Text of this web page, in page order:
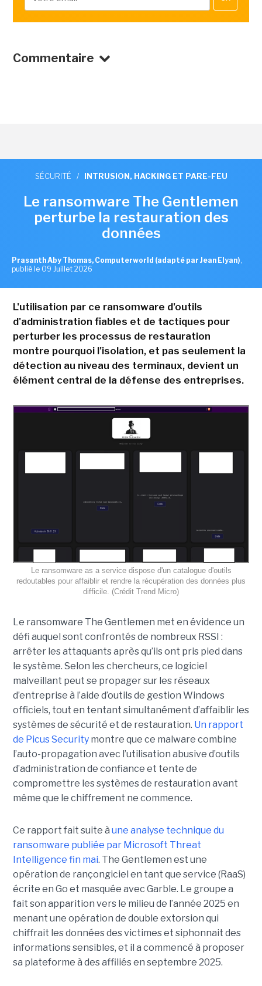
Commentaire
SÉCURITÉ / INTRUSION, HACKING ET PARE-FEU
Le ransomware The Gentlemen
perturbe la restauration des
données
Prasanth Aby Thomas, Computerworld (adapté par Jean Elyan) ,
publié le 09 Juillet 2026
L'utilisation par ce ransomware d'outils
d'administration fiables et de tactiques pour
perturber les processus de restauration
montre pourquoi l'isolation, et pas seulement la
détection au niveau des terminaux, devient un
élément central de la défense des entreprises.
Le ransomware as a service dispose d'un catalogue d'outils
redoutables pour affaiblir et rendre la récupération des données plus
difficile. (Crédit Trend Micro)
Le ransomware The Gentlemen met en évidence un
défi auquel sont confrontés de nombreux RSSI :
arrêter les attaquants après qu’ils ont pris pied dans
le système. Selon les chercheurs, ce logiciel
malveillant peut se propager sur les réseaux
d’entreprise à l’aide d’outils de gestion Windows
officiels, tout en tentant simultanément d’affaiblir les
systèmes de sécurité et de restauration. Un rapport
de Picus Securitymontre que ce malware combine
l’auto-propagation avec l’utilisation abusive d’outils
d’administration de confiance et tente de
compromettre les systèmes de restauration avant
même que le chiffrement ne commence.
Ce rapport fait suite à une analyse technique du
ransomware publiée par Microsoft Threat
Intelligence fin mai. The Gentlemen est une
opération de rançongiciel en tant que service (RaaS)
écrite en Go et masquée avec Garble. Le groupe a
fait son apparition vers le milieu de l’année 2025 en
menant une opération de double extorsion qui
chiffrait les données des victimes et siphonnait des
informations sensibles, et il a commencé à proposer
sa plateforme à des affiliés en septembre 2025.